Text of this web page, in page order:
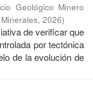
Geológico Minero
, 2026)
de verificar que
por tectónica
de la evolución de